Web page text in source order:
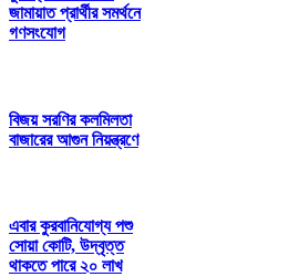
জামায়াত প্রার্থীর সমর্থনে
গণসংযোগ
বিজয় সরণির কলমিলতা
বাজারের আগুন নিয়ন্ত্রণে
এবার কুরবানিযোগ্য পশু
সোয়া কোটি, উদ্বৃত্ত
থাকতে পারে ২০ লাখ